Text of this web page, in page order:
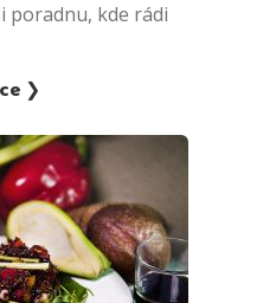
poradnu, kde rádi
❯